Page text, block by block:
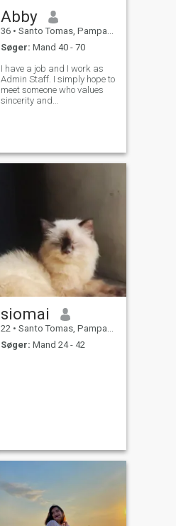
Abby
36 • Santo Tomas, Pampanga, Filippinerne
Søger: Mand 40 - 70
I have a job and I work as
Admin Staff. I simply hope to
meet someone who values
sincerity and
siomai
22 • Santo Tomas, Pampanga, Filippinerne
Søger: Mand 24 - 42